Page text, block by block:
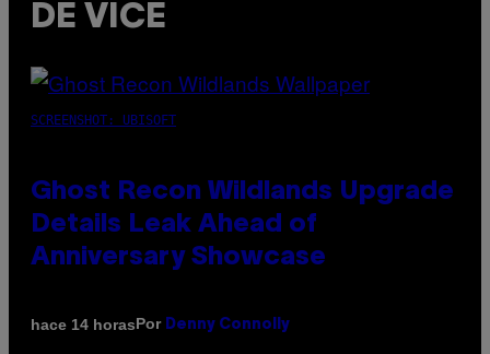
DE VICE
SCREENSHOT: UBISOFT
Ghost Recon Wildlands Upgrade
Details Leak Ahead of
Anniversary Showcase
hace 14 horasPor Denny Connolly